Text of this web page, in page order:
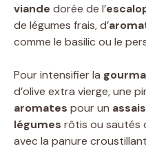
viande dorée de l’
de légumes frais, d’
comme le basilic ou le
Pour intensifier la
d’olive extra vierge, une
aromates pour un
légumes rôtis ou sautés
avec la panure